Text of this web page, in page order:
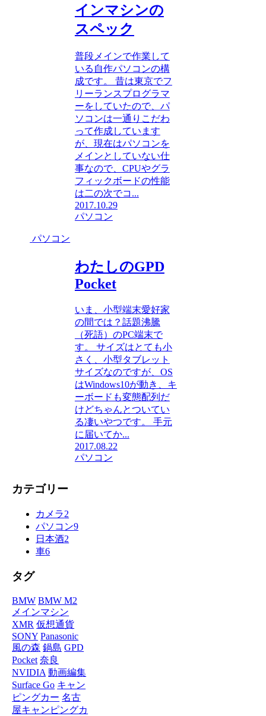
インマシンの
スペック
普段メインで作業して
いる自作パソコンの構
成です。 昔は東京でフ
リーランスプログラマ
ーをしていたので、パ
ソコンは一通りこだわ
って作成しています
が、現在はパソコンを
メインとしていない仕
事なので、CPUやグラ
フィックボードの性能
は二の次でコ...
2017.10.29
パソコン
パソコン
わたしのGPD
Pocket
いま、小型端末愛好家
の間では？話題沸騰
（死語）のPC端末で
す。 サイズはとても小
さく、小型タブレット
サイズなのですが、OS
はWindows10が動き、キ
ーボードも変態配列だ
けどちゃんとついてい
る凄いやつです。 手元
に届いてか...
2017.08.22
パソコン
カテゴリー
カメラ2
パソコン9
日本酒2
車6
タグ
BMW BMW M2
メインマシン
XMR 仮想通貨
SONY Panasonic
風の森 鍋島 GPD
Pocket 奈良
NVIDIA 動画編集
Surface Go キャン
ピングカー 名古
屋キャンピングカ